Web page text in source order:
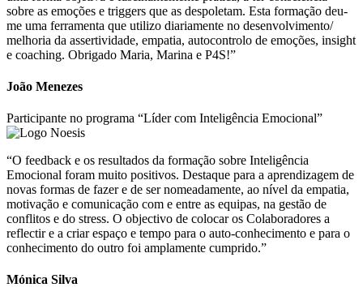
sobre as emoções e triggers que as despoletam. Esta formação deu-
me uma ferramenta que utilizo diariamente no desenvolvimento/
melhoria da assertividade, empatia, autocontrolo de emoções, insight
e coaching. Obrigado Maria, Marina e P4S!”
João Menezes
Participante no programa “Líder com Inteligência Emocional”
“O feedback e os resultados da formação sobre Inteligência
Emocional foram muito positivos. Destaque para a aprendizagem de
novas formas de fazer e de ser nomeadamente, ao nível da empatia,
motivação e comunicação com e entre as equipas, na gestão de
conflitos e do stress. O objectivo de colocar os Colaboradores a
reflectir e a criar espaço e tempo para o auto-conhecimento e para o
conhecimento do outro foi amplamente cumprido.”
Mónica Silva